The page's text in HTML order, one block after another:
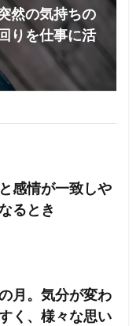
然の気持ちの
りを仕事に活
感情が一致しや
るとき
月。気分が変わ
く、様々な思い